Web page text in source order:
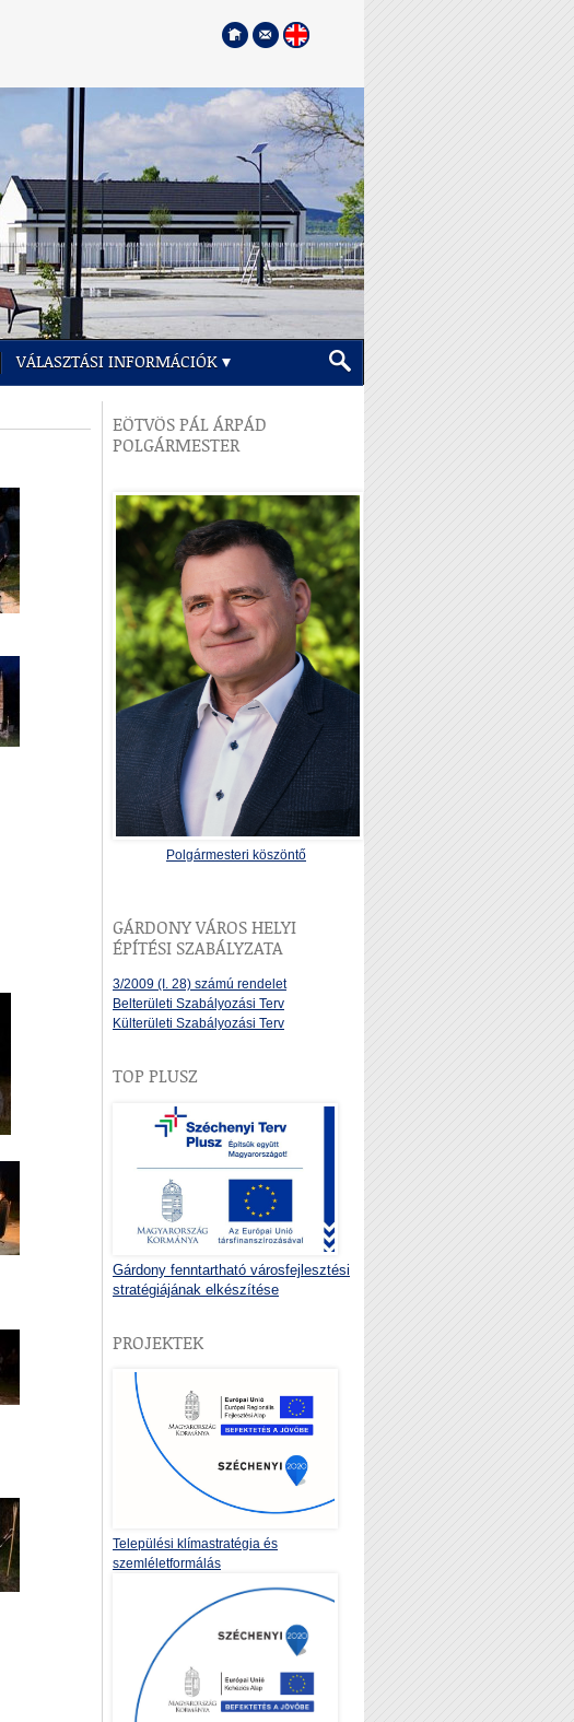
VÁLASZTÁSI INFORMÁCIÓK
EÖTVÖS PÁL ÁRPÁD
POLGÁRMESTER
Polgármesteri köszöntő
GÁRDONY VÁROS HELYI
ÉPÍTÉSI SZABÁLYZATA
3/2009 (I. 28) számú rendelet
Belterületi Szabályozási Terv
Külterületi Szabályozási Terv
TOP PLUSZ
Gárdony fenntartható városfejlesztési
stratégiájának elkészítése
PROJEKTEK
Települési klímastratégia és
szemléletformálás